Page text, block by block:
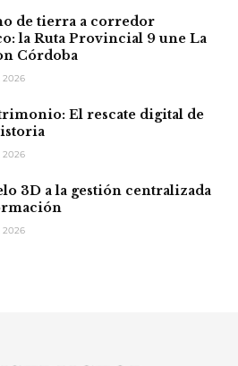
de tierra a corredor
la Ruta Provincial 9 une La
Córdoba
2026
El rescate digital de
2026
3D a la gestión centralizada
2026